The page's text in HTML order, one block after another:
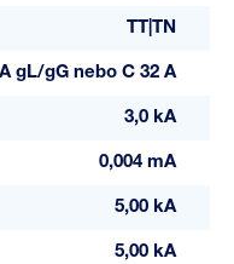
TT|TN
gL/gG nebo C 32 A
3,0 kA
0,004 mA
5,00 kA
5,00 kA